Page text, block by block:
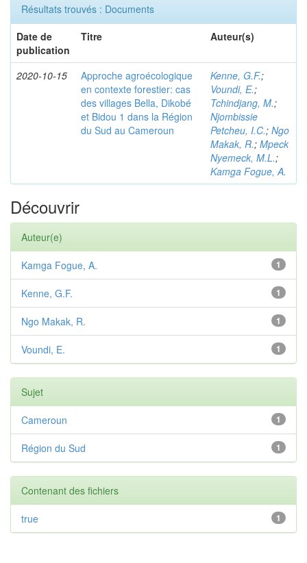
Résultats trouvés : Documents
Date de
publication
Titre Auteur(s)
2020-10-15
Approche agroécologique
en contexte forestier: cas
des villages Bella, Dikobé
et Bidou 1 dans la Région
du Sud au Cameroun
Kenne, G.F.;
Voundi, E.;
Tchindjang, M.;
Njombissie
Petcheu, I.C.; Ngo
Makak, R.; Mpeck
Nyemeck, M.L.;
Kamga Fogue, A.
Découvrir
Auteur(e)
1
Kamga Fogue, A.
1
Kenne, G.F.
1
Ngo Makak, R.
1
Voundi, E.
Sujet
1
Cameroun
1
Région du Sud
Contenant des fichiers
1
true